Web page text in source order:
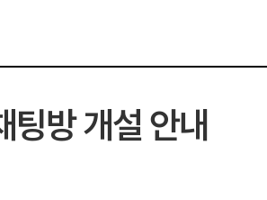
팅방 개설 안내